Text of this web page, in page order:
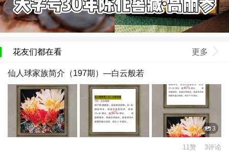
花友们都在看 更多
仙人球家族简介（197期）—白云般若
3
11赞 3评论